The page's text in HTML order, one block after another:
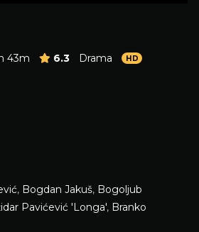
43m 6.3 Drama HD
, Bogdan Jakuš, Bogoljub
Pavićević 'Longa', Branko